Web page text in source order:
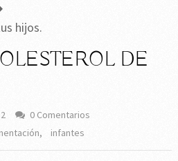
hijos.
DE
0 Comentarios
, infantes